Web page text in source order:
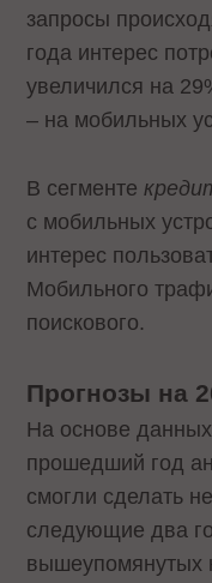
запросы
года интерес
увеличился на
– на мобильных
В сегменте
с мобильных
интерес
Мобильного
поискового.
Прогнозы на
На основе данных
прошедший год
смогли сделать
следующие два
вышеупомянутых